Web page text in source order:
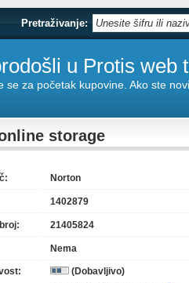
Pretraživanje:
u Protis web
se za početak kupovine. Ako ste
storage
Norton
1402879
21405824
Nema
(Dobavljivo)